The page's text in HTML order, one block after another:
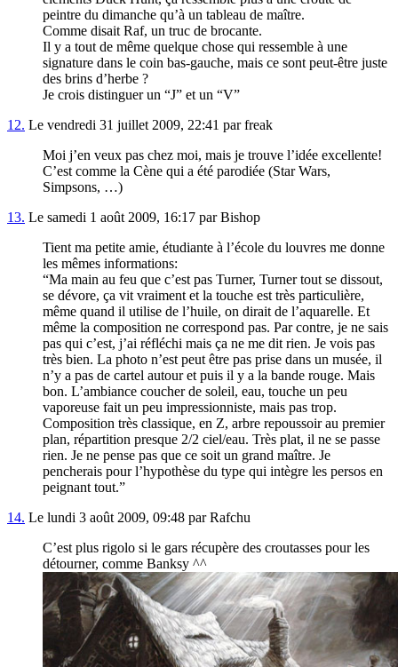
peintre du dimanche qu’à un tableau de maître.
Comme disait Raf, un truc de brocante.
Il y a tout de même quelque chose qui ressemble à une
signature dans le coin bas-gauche, mais ce sont peut-être juste
des brins d’herbe ?
Je crois distinguer un “J” et un “V”
12. Le vendredi 31 juillet 2009, 22:41 par freak
Moi j’en veux pas chez moi, mais je trouve l’idée excellente!
C’est comme la Cène qui a été parodiée (Star Wars,
Simpsons, …)
13. Le samedi 1 août 2009, 16:17 par Bishop
Tient ma petite amie, étudiante à l’école du louvres me donne
les mêmes informations:
“Ma main au feu que c’est pas Turner, Turner tout se dissout,
se dévore, ça vit vraiment et la touche est très particulière,
même quand il utilise de l’huile, on dirait de l’aquarelle. Et
même la composition ne correspond pas. Par contre, je ne sais
pas qui c’est, j’ai réfléchi mais ça ne me dit rien. Je vois pas
très bien. La photo n’est peut être pas prise dans un musée, il
n’y a pas de cartel autour et puis il y a la bande rouge. Mais
bon. L’ambiance coucher de soleil, eau, touche un peu
vaporeuse fait un peu impressionniste, mais pas trop.
Composition très classique, en Z, arbre repoussoir au premier
plan, répartition presque 2/2 ciel/eau. Très plat, il ne se passe
rien. Je ne pense pas que ce soit un grand maître. Je
pencherais pour l’hypothèse du type qui intègre les persos en
peignant tout.”
14. Le lundi 3 août 2009, 09:48 par Rafchu
C’est plus rigolo si le gars récupère des croutasses pour les
détourner, comme Banksy ^^